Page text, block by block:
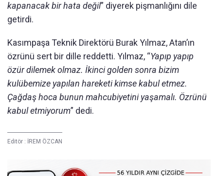
kapanacak bir hata değil” diyerek pişmanlığını dile
getirdi.
Kasımpaşa Teknik Direktörü Burak Yılmaz, Atan’ın
özrünü sert bir dille reddetti. Yılmaz, “Yapıp yapıp
özür dilemek olmaz. İkinci golden sonra bizim
kulübemize yapılan hareketi kimse kabul etmez.
Çağdaş hoca bunun mahcubiyetini yaşamalı. Özrünü
kabul etmiyorum” dedi.
Editör : İREM ÖZCAN